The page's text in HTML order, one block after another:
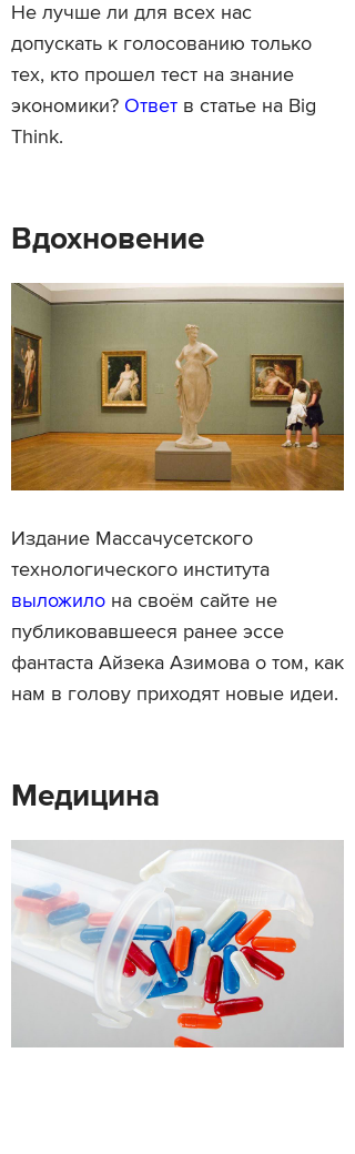
Не лучше ли для всех нас
допускать к голосованию только
тех, кто прошел тест на знание
экономики? Ответ в статье на Big
Think.
Вдохновение
Издание Массачусетского
технологического института
выложило на своём сайте не
публиковавшееся ранее эссе
фантаста Айзека Азимова о том, как
нам в голову приходят новые идеи.
Медицина